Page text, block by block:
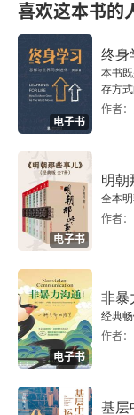
论“内圣外王”
论《周易》哲
论“道始于情”
二、先秦古籍
三、先秦儒家重
四、论“情生于性
五、辨“情”、“
论“和而不同”的
论儒家的“礼法
喜欢这本书的
电子书
终身
本书
存方式
作者
电子书
明朝
全本
作者
电子书
非暴
经典
作者
基层